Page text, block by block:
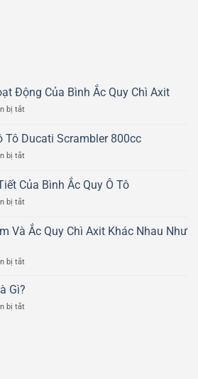
Động Của Bình Ắc Quy Chì Axit
bị tắt
Lý
Hoạt
Động
Bình
Quy
Axit
Tô Ducati Scrambler 800cc
bị tắt
Quy
Xe
Mô
Ducati
Scrambler
Của Bình Ắc Quy Ô Tô
bị tắt
Tạo
Chi
Của
Ắc
Ô
Và Ắc Quy Chì Axit Khác Nhau Như
bị tắt
Quy
Và
Gì?
bị tắt